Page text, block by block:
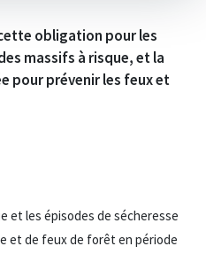
obligation pour les
massifs à risque, et la
pour prévenir les feux et
et les épisodes de sécheresse
et de feux de forêt en période